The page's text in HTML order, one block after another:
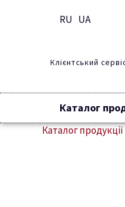
RU UA
Клієнтський
Каталог
Каталог продукції